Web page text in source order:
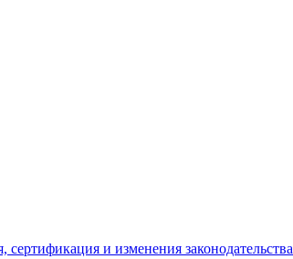
и изменения законодательства